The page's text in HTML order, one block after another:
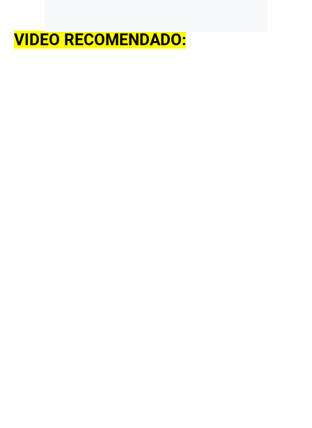
VIDEO RECOMENDADO: